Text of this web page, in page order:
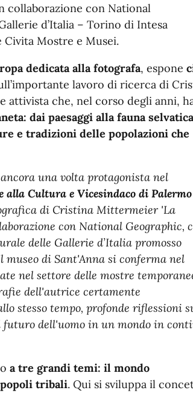
collaborazione con National
d’Italia – Torino di Intesa
Civita Mostre e Musei.
dedicata alla fotografa, espone
lavoro di ricerca di
attivista che, nel corso degli anni,
dai paesaggi alla fauna
e tradizioni delle popolazioni che
una volta protagonista nel
alla Cultura e Vicesindaco di Palermo
di Cristina Mittermeier 'La
con National Geographic,
delle Gallerie d’Italia promosso
di Sant'Anna si conferma nel
nel settore delle mostre
dell'autrice certamente
stesso tempo, profonde riflessioni
dell'uomo in un mondo in
a tre grandi temi: il mondo
tribali. Qui si sviluppa il